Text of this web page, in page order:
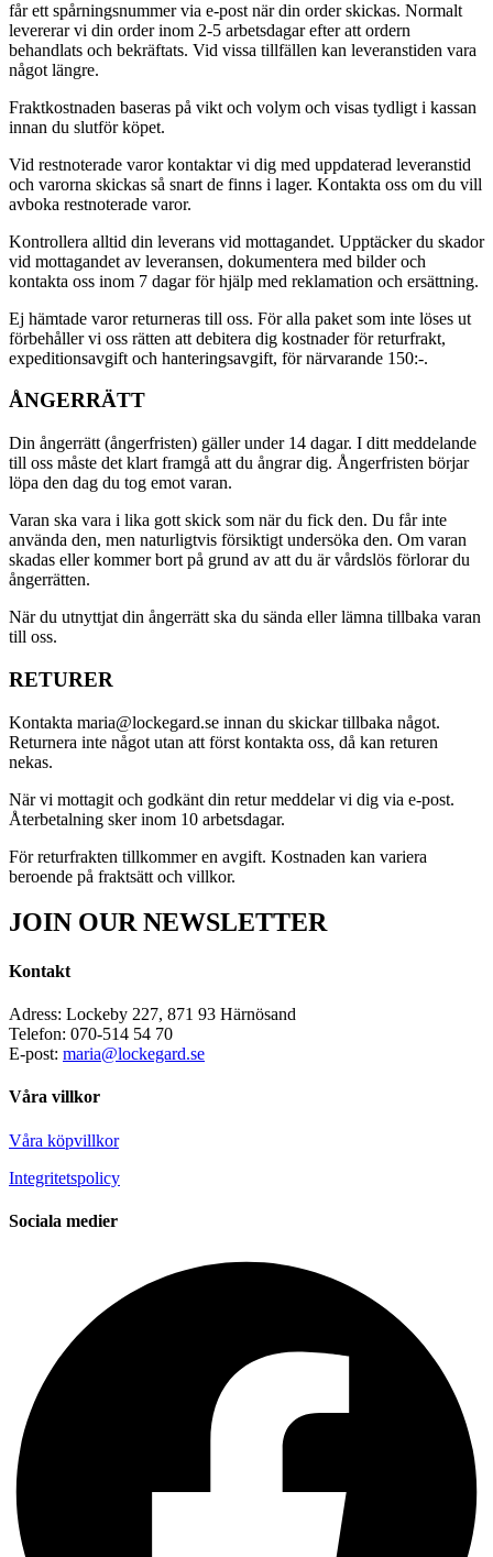
får ett spårningsnummer via e-post när din order skickas. Normalt
levererar vi din order inom 2-5 arbetsdagar efter att ordern
behandlats och bekräftats. Vid vissa tillfällen kan leveranstiden vara
något längre.
Fraktkostnaden baseras på vikt och volym och visas tydligt i kassan
innan du slutför köpet.
Vid restnoterade varor kontaktar vi dig med uppdaterad leveranstid
och varorna skickas så snart de finns i lager. Kontakta oss om du vill
avboka restnoterade varor.
Kontrollera alltid din leverans vid mottagandet. Upptäcker du skador
vid mottagandet av leveransen, dokumentera med bilder och
kontakta oss inom 7 dagar för hjälp med reklamation och ersättning.
Ej hämtade varor returneras till oss. För alla paket som inte löses ut
förbehåller vi oss rätten att debitera dig kostnader för returfrakt,
expeditionsavgift och hanteringsavgift, för närvarande 150:-.
ÅNGERRÄTT
Din ångerrätt (ångerfristen) gäller under 14 dagar. I ditt meddelande
till oss måste det klart framgå att du ångrar dig. Ångerfristen börjar
löpa den dag du tog emot varan.
Varan ska vara i lika gott skick som när du fick den. Du får inte
använda den, men naturligtvis försiktigt undersöka den. Om varan
skadas eller kommer bort på grund av att du är vårdslös förlorar du
ångerrätten.
När du utnyttjat din ångerrätt ska du sända eller lämna tillbaka varan
till oss.
RETURER
Kontakta maria@lockegard.se innan du skickar tillbaka något.
Returnera inte något utan att först kontakta oss, då kan returen
nekas.
När vi mottagit och godkänt din retur meddelar vi dig via e-post.
Återbetalning sker inom 10 arbetsdagar.
För returfrakten tillkommer en avgift. Kostnaden kan variera
beroende på fraktsätt och villkor.
JOIN OUR NEWSLETTER
Kontakt
Adress: Lockeby 227, 871 93 Härnösand
Telefon: 070-514 54 70
E-post: maria@lockegard.se
Våra villkor
Våra köpvillkor
Integritetspolicy
Sociala medier